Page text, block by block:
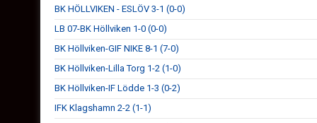
BK HÖLLVIKEN - ESLÖV 3-1 (0-0)
LB 07-BK Höllviken 1-0 (0-0)
BK Höllviken-GIF NIKE 8-1 (7-0)
BK Höllviken-Lilla Torg 1-2 (1-0)
BK Höllviken-IF Lödde 1-3 (0-2)
IFK Klagshamn 2-2 (1-1)